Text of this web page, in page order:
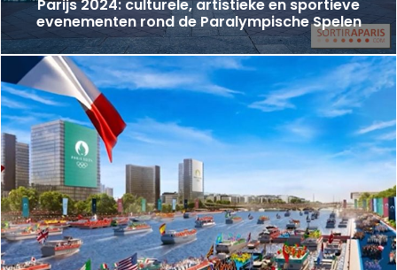
Parijs 2024: culturele, artistieke en sportieve
evenementen rond de Paralympische Spelen